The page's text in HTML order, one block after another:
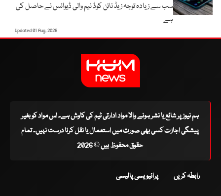
سب سے زیادہ توجہ زیڈ نائن کوڈ نیم والی ڈیوائس نے حاصل کی
ہے
Updated 01 Aug, 2026
ہم نیوز پر شائع یا نشر ہونے والا مواد ادارتی ٹیم کی کاوش ہے۔ اس مواد کو بغیر
پیشگی اجازت کسی بھی صورت میں استعمال یا نقل کرنا درست نہیں۔ تمام
حقوق محفوظ ہیں © 2026
رابطہ کریں پرائیویسی پالیسی